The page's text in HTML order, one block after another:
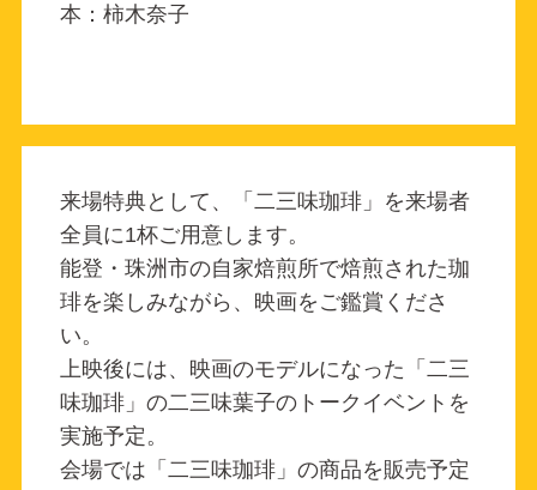
本：柿木奈子
来場特典として、「二三味珈琲」を来場者
全員に1杯ご用意します。
能登・珠洲市の自家焙煎所で焙煎された珈
琲を楽しみながら、映画をご鑑賞くださ
い。
上映後には、映画のモデルになった「二三
味珈琲」の二三味葉子のトークイベントを
実施予定。
会場では「二三味珈琲」の商品を販売予定